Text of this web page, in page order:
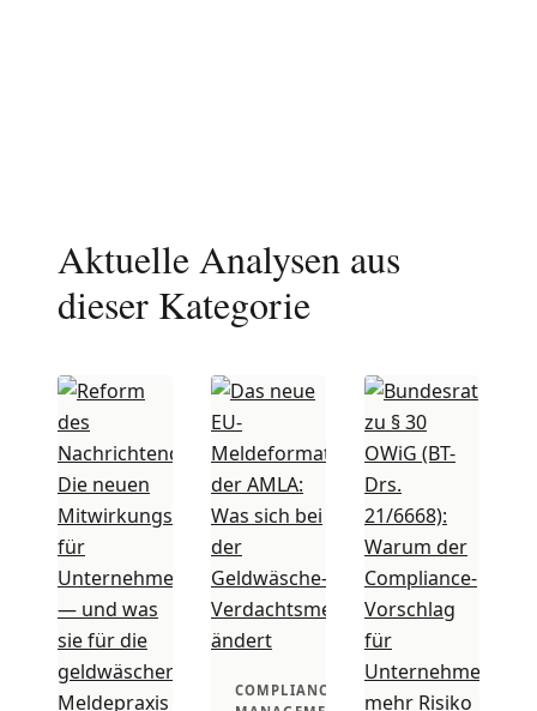
Aktuelle Analysen aus
dieser Kategorie
COMPLIANCE